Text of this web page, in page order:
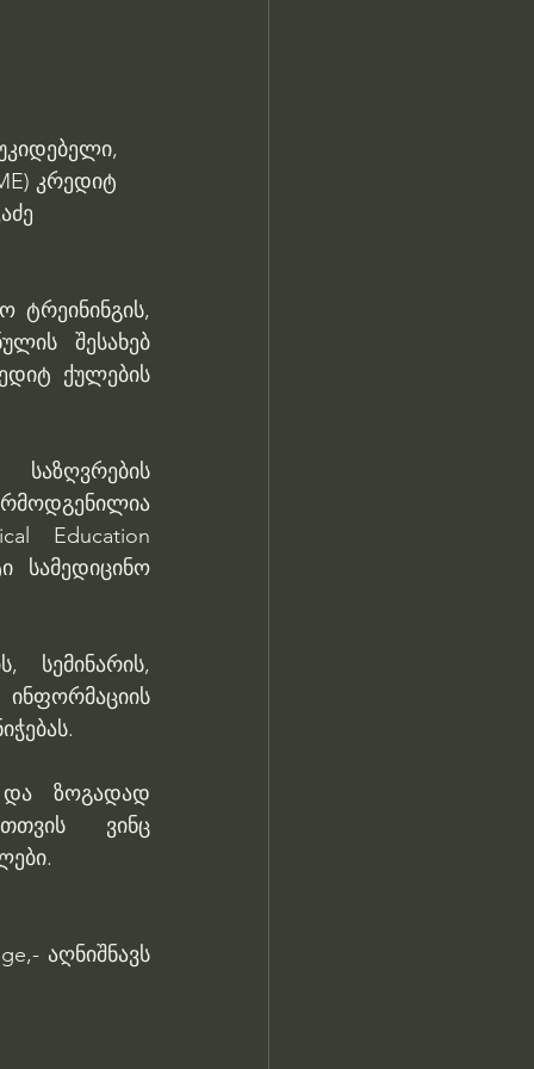
კრედიტ
ტრეინინგის,
შესახებ
ქულების
Education
სამედიცინო
სემინარის,
და ზოგადად
ვინც
აღნიშნავს